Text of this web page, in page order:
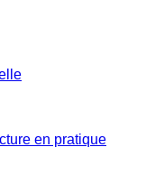
en pratique